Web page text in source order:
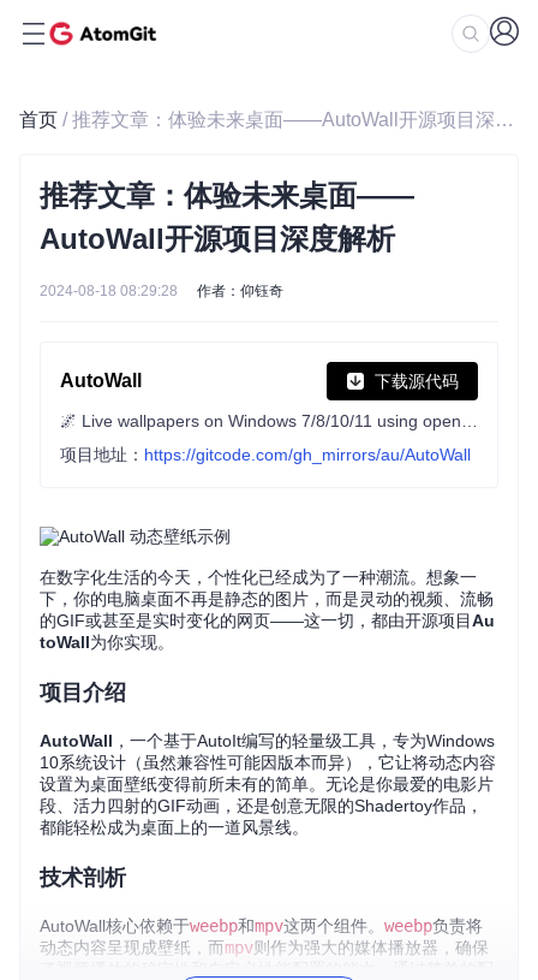
首页 / 推荐文章：体验未来桌面——AutoWall开源项目深度解析
推荐文章：体验未来桌面——
AutoWall开源项目深度解析
2024-08-18 08:29:28 作者：仰钰奇
AutoWall 下载源代码
项目地址： https://gitcode.com/gh_mirrors/au/AutoWall
在数字化生活的今天，个性化已经成为了一种潮流。想象一
下，你的电脑桌面不再是静态的图片，而是灵动的视频、流畅
的GIF或甚至是实时变化的网页——这一切，都由开源项目Au
toWall为你实现。
项目介绍
AutoWall ，一个基于AutoIt编写的轻量级工具，专为Windows
10系统设计（虽然兼容性可能因版本而异），它让将动态内容
设置为桌面壁纸变得前所未有的简单。无论是你最爱的电影片
段、活力四射的GIF动画，还是创意无限的Shadertoy作品，
都能轻松成为桌面上的一道风景线。
技术剖析
AutoWall核心依赖于weebp和mpv这两个组件。 weebp负责将
动态内容呈现成壁纸，而mpv则作为强大的媒体播放器，确保